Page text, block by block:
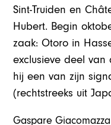
Sint-Truiden en
Hubert. Begin
zaak: Otoro in
exclusieve deel
hij een van zijn
(rechtstreeks uit
Gaspare